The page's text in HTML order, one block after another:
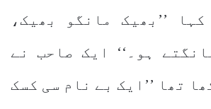
’’بھیک مانگو بھیک،
ہو۔‘‘ ایک صاحب نے
تھا ’’ایک بے نام سی کسک